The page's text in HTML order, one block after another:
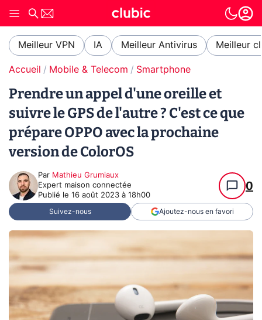
Meilleur VPN IA Meilleur Antivirus Meilleur
Accueil Mobile & Telecom Smartphone
Prendre un appel d'une oreille et
suivre le GPS de l'autre ? C'est ce que
prépare OPPO avec la prochaine
version de ColorOS
Par Mathieu Grumiaux
Expert maison connectée
Publié le 16 août 2023 à 18h00
0
Suivez-nous Ajoutez-nous en favori